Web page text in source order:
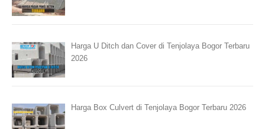
Harga U Ditch dan Cover di Tenjolaya Bogor Terbaru
2026
Harga Box Culvert di Tenjolaya Bogor Terbaru 2026